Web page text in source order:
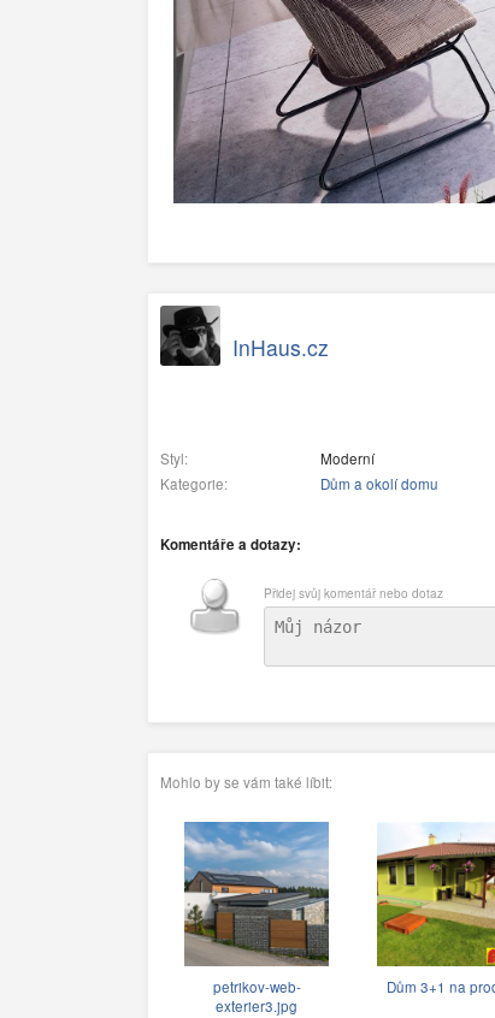
InHaus.cz
Styl:
Moderní
Kategorie:
Dům a okolí domu
Komentáře a dotazy:
Přidej svůj komentář nebo dotaz
Mohlo by se vám také líbit:
petrikov-web-
exterier3.jpg
Dům 3+1 na